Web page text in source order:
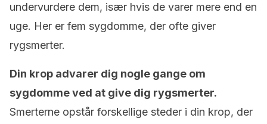
undervurdere dem, især hvis de varer mere end en
uge. Her er fem sygdomme, der ofte giver
rygsmerter.
Din krop advarer dig nogle gange om
sygdomme ved at give dig rygsmerter.
Smerterne opstår forskellige steder i din krop, der